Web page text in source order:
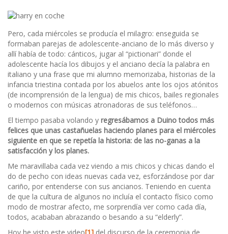
Pero, cada miércoles se producía el milagro: enseguida se
formaban parejas de adolescente-anciano de lo más diverso y
allí había de todo: cánticos, jugar al “pictionari” donde el
adolescente hacía los dibujos y el anciano decía la palabra en
italiano y una frase que mi alumno memorizaba, historias de la
infancia triestina contada por los abuelos ante los ojos atónitos
(de incomprensión de la lengua) de mis chicos, bailes regionales
o modernos con músicas atronadoras de sus teléfonos…
El tiempo pasaba volando y regresábamos a Duino todos más
felices que unas castañuelas haciendo planes para el miércoles
siguiente en que se repetía la historia: de las no-ganas a la
satisfacción y los planes.
Me maravillaba cada vez viendo a mis chicos y chicas dando el
do de pecho con ideas nuevas cada vez, esforzándose por dar
cariño, por entenderse con sus ancianos. Teniendo en cuenta
de que la cultura de algunos no incluía el contacto físico como
modo de mostrar afecto, me sorprendía ver como cada día,
todos, acababan abrazando o besando a su “elderly”.